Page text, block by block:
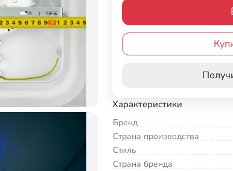
Характеристики
Бренд
Страна производства
Стиль
Страна бренда